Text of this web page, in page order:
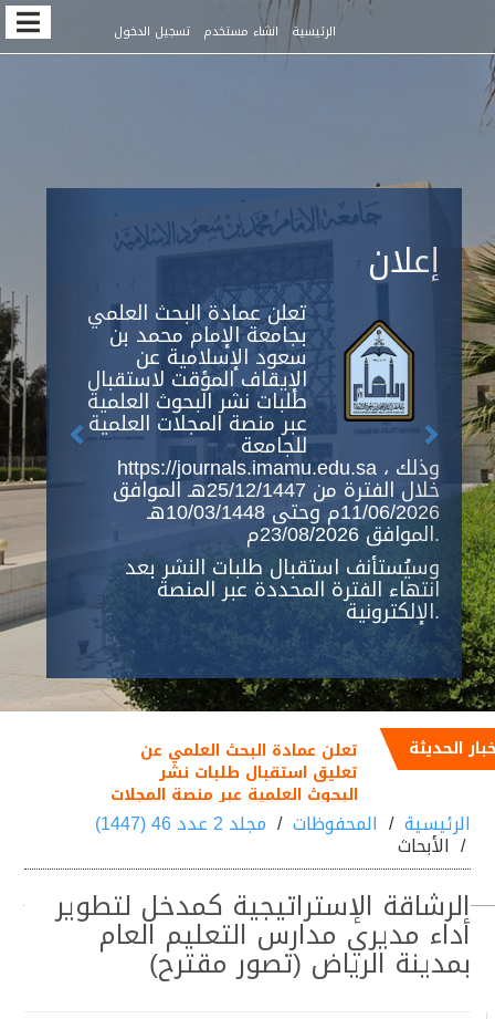
Quick
jump
to
page
content
Navigation
Main
الرئيسية انشاء مستخدم تسجيل الدخول
إعلان
تعلن عمادة البحث العلمي
بجامعة الإمام محمد بن
سعود الإسلامية عن
الإيقاف المؤقت لاستقبال
طلبات نشر البحوث العلمية
عبر منصة المجلات العلمية
للجامعة
https://journals.imamu.edu.sa ، وذلك
خلال الفترة من 25/12/1447هـ الموافق
11/06/2026م وحتى 10/03/1448هـ
الموافق 23/08/2026م.
وسيُستأنف استقبال طلبات النشر بعد
انتهاء الفترة المحددة عبر المنصة
الإلكترونية.
Next
الحديثة تعلن عمادة البحث العلمي عن
تعليق استقبال طلبات نشر
البحوث العلمية عبر منصة المجلات
العلمية خلال الفترة من
25/12/1447هـ الموافق
11/06/2026م إلى 10/03/1448هـ
الرئيسية المحفوظات مجلد 2 عدد 46 (1447)
الأبحاث
الرشاقة الإستراتيجية كمدخل لتطوير
أداء مديري مدارس التعليم العام
بمدينة الرياض (تصور مقترح)